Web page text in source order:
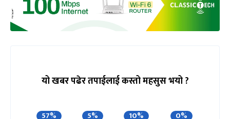
यो खबर पढेर तपाईलाई कस्तो महसुस भयो ?
57% 5% 10% 0%